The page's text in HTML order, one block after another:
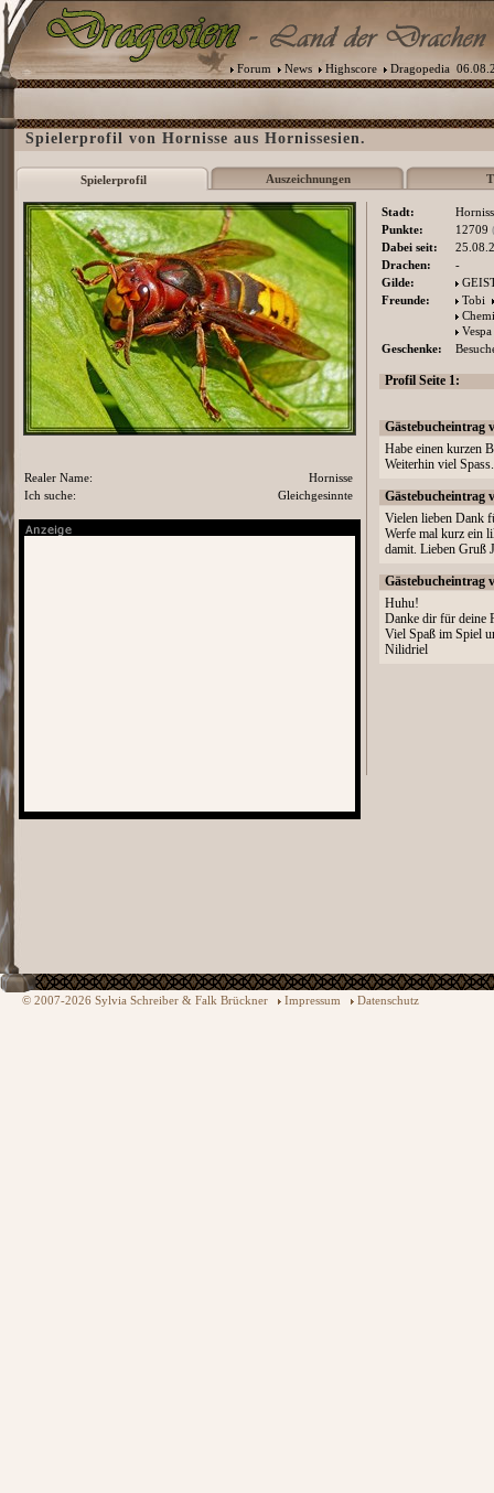
Forum News Highscore Dragopedia
Spielerprofil von Hornisse aus Hornissesien.
Spielerprofil Auszeichnungen
Stadt:
Punkte:
12709
Dabei seit:
Drachen:
-
Gilde:
Freunde:
Tobi
Vespa
Geschenke:
Profil Seite 1:
Gästebucheintrag
Habe einen kurzen
Weiterhin viel
Gästebucheintrag
Vielen lieben Dank
Werfe mal kurz ein
damit. Lieben Gruß
Gästebucheintrag
Huhu!
Danke dir für deine
Viel Spaß im Spiel
Nilidriel
Realer Name:
Hornisse
Ich suche:
Gleichgesinnte
© 2007-2026 Sylvia Schreiber & Falk Brückner Impressum Datenschutz